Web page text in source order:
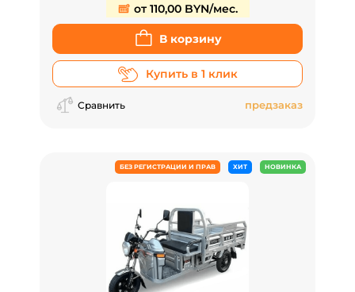
от 110,00 BYN/мес.
В корзину
Купить в 1 клик
Сравнить предзаказ
БЕЗ РЕГИСТРАЦИИ И ПРАВ ХИТ НОВИНКА